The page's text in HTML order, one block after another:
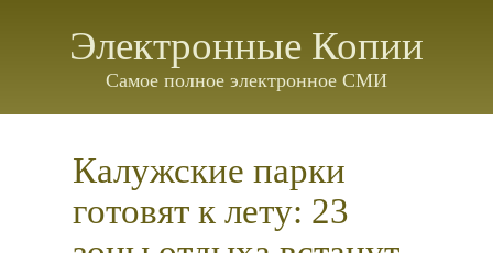
Электронные Копии
Самое полное электронное СМИ
Калужские парки
готовят к лету: 23